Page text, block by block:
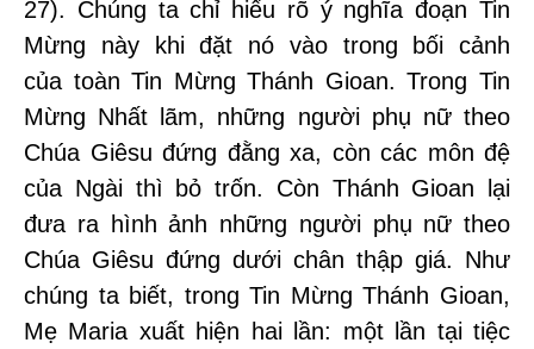
27). Chúng ta chỉ hiểu rõ ý nghĩa đoạn Tin
Mừng này khi đặt nó vào trong bối cảnh
của toàn Tin Mừng Thánh Gioan. Trong Tin
Mừng Nhất lãm, những người phụ nữ theo
Chúa Giêsu đứng đằng xa, còn các môn đệ
của Ngài thì bỏ trốn. Còn Thánh Gioan lại
đưa ra hình ảnh những người phụ nữ theo
Chúa Giêsu đứng dưới chân thập giá. Như
chúng ta biết, trong Tin Mừng Thánh Gioan,
Mẹ Maria xuất hiện hai lần: một lần tại tiệc